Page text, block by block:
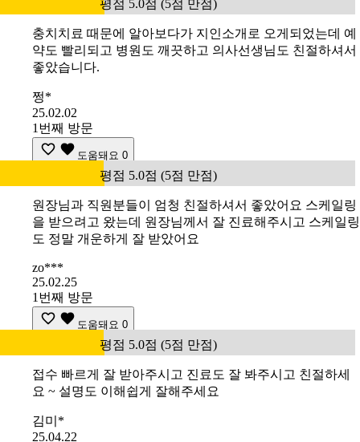
평점 5.0점 (5점 만점)
충치치료 때문에 알아보다가 지인소개로 오게되었는데 예
약도 빨리되고 병원도 깨끗하고 의사선생님도 친절하셔서
좋았습니다.
쩡*
25.02.02
1번째 방문
도움돼요 0
평점 5.0점 (5점 만점)
원장님과 직원분들이 엄청 친절하셔서 좋았어요 스케일링
을 받으려고 왔는데 원장님께서 잘 진료해주시고 스케일링
도 정말 개운하게 잘 받았어요
zo***
25.02.25
1번째 방문
도움돼요 0
평점 5.0점 (5점 만점)
접수 빠르게 잘 받아주시고 진료도 잘 봐주시고 친절하세
요 ~ 설명도 이해쉽게 잘해주세요
김미*
25.04.22